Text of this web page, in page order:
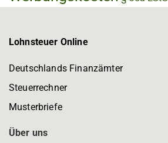
Lohnsteuer Online
Deutschlands Finanzämter
Steuerrechner
Musterbriefe
Über uns